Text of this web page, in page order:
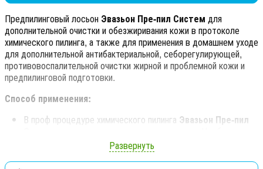
Предпилинговый лосьон Эвазьон Пре-пил Систем для
дополнительной очистки и обезжиривания кожи в протоколе
химического пилинга, а также для применения в домашнем уходе
для дополнительной антибактериальной, себорегулирующей,
противовоспалительной очистки жирной и проблемной кожи и
предпилинговой подготовки.
Способ применения:
В проф процедуре химического пилинга Эвазьон Пре-пил
Эвазьон Пре-пил Систем
Тщательно промакивающими движениями обработать
Развернуть